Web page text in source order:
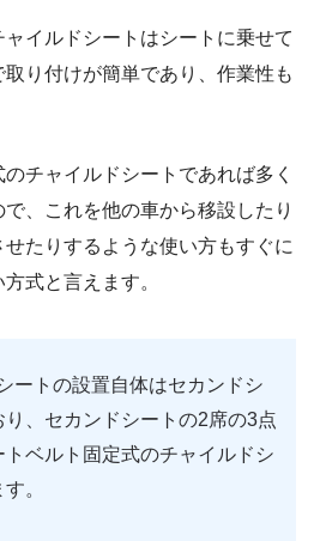
イルドシートはシートに乗せて
り付けが簡単であり、作業性も
チャイルドシートであれば多く
、これを他の車から移設したり
たりするような使い方もすぐに
式と言えます。
ートの設置自体はセカンドシ
、セカンドシートの2席の3点
ベルト固定式のチャイルドシ
。